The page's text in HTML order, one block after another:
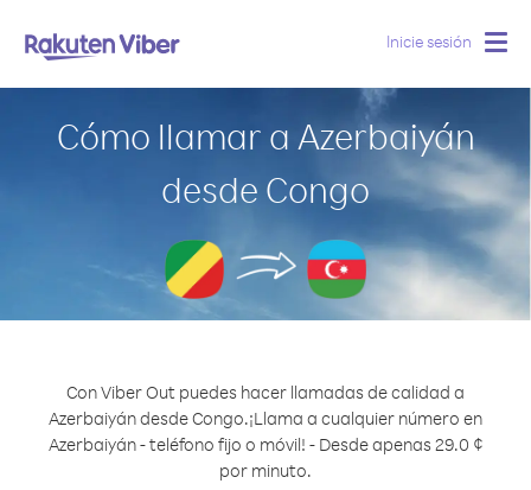
Inicie sesión
Cómo llamar a Azerbaiyán
desde Congo
Con Viber Out puedes hacer llamadas de calidad a
Azerbaiyán desde Congo.¡Llama a cualquier número en
Azerbaiyán - teléfono fijo o móvil! - Desde apenas 29.0 ¢
por minuto.